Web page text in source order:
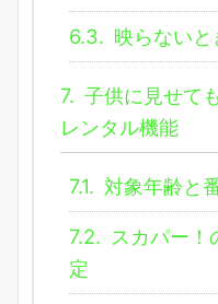
6.3. 映らない
7. 子供に見せて
レンタル機能
7.1. 対象年齢と
7.2. スカパー！
定